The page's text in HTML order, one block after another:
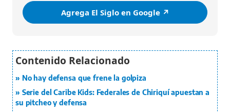
Agrega El Siglo en Google ↗️
No hay defensa que frene la golpiza
Serie del Caribe Kids: Federales de Chiriquí apuestan a
su pitcheo y defensa